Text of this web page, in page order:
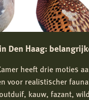
Den Haag:
heeft drie moties
voor realistischer
kauw, fazant,